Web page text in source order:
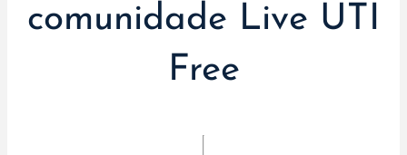
comunidade Live UTI
Free